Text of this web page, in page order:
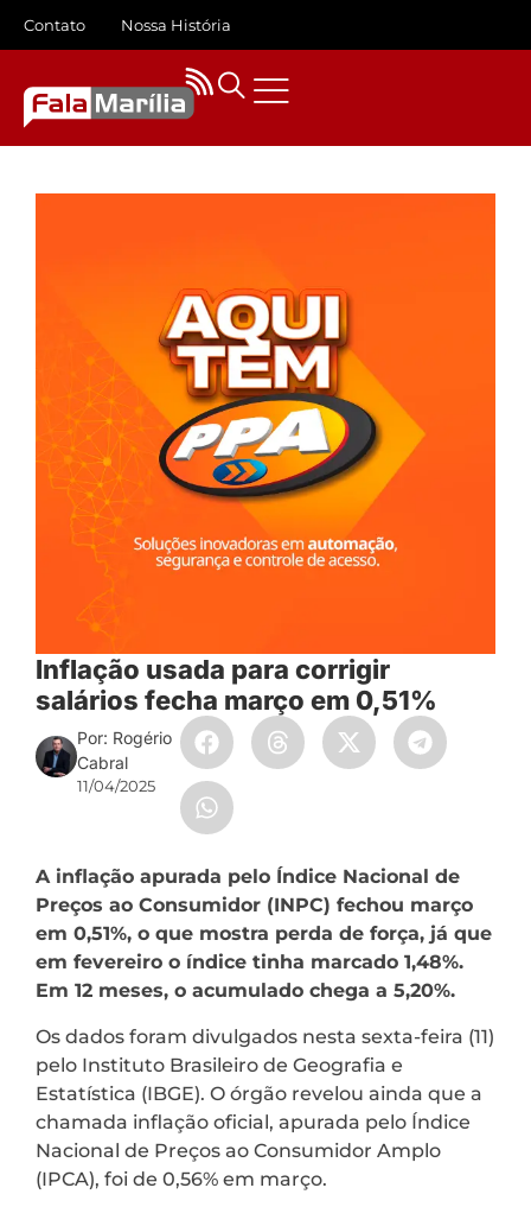
Contato Nossa História
Inflação usada para corrigir
salários fecha março em 0,51%
Por: Rogério
Cabral
11/04/2025
A inflação apurada pelo Índice Nacional de
Preços ao Consumidor (INPC) fechou março
em 0,51%, o que mostra perda de força, já que
em fevereiro o índice tinha marcado 1,48%.
Em 12 meses, o acumulado chega a 5,20%.
Os dados foram divulgados nesta sexta-feira (11)
pelo Instituto Brasileiro de Geografia e
Estatística (IBGE). O órgão revelou ainda que a
chamada inflação oficial, apurada pelo Índice
Nacional de Preços ao Consumidor Amplo
(IPCA), foi de 0,56% em março.